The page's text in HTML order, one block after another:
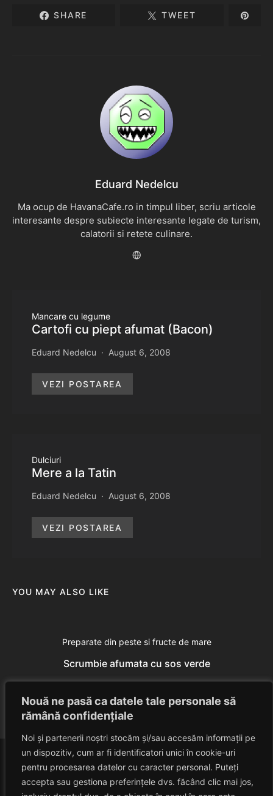
Nouă ne pasă ca datele tale personale să
rămână confidențiale
Noi și partenerii noștri stocăm și/sau accesăm informații pe
un dispozitiv, cum ar fi identificatori unici în cookie-uri
pentru procesarea datelor cu caracter personal. Puteți
accepta sau gestiona preferințele dvs. făcând clic mai jos,
SHARE TWEET
Eduard Nedelcu
Ma ocup de HavanaCafe.ro in timpul liber, scriu articole
interesante despre subiecte interesante legate de turism,
calatorii si retete culinare.
Mancare cu legume
Cartofi cu piept afumat (Bacon)
Eduard Nedelcu August 6, 2008
VEZI POSTAREA
Dulciuri
Mere a la Tatin
Eduard Nedelcu August 6, 2008
VEZI POSTAREA
YOU MAY ALSO LIKE
Preparate din peste si fructe de mare
Scrumbie afumata cu sos verde
Eduard Nedelcu June 23, 2014